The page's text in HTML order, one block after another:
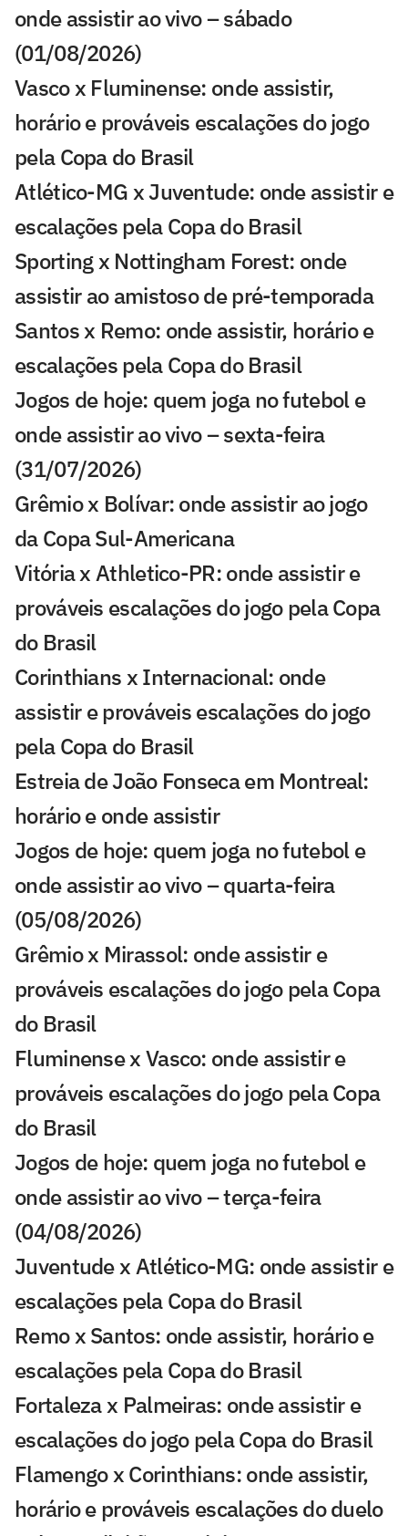
onde assistir ao vivo – sábado
(01/08/2026)
Vasco x Fluminense: onde assistir,
horário e prováveis escalações do jogo
pela Copa do Brasil
Atlético-MG x Juventude: onde assistir e
escalações pela Copa do Brasil
Sporting x Nottingham Forest: onde
assistir ao amistoso de pré-temporada
Santos x Remo: onde assistir, horário e
escalações pela Copa do Brasil
Jogos de hoje: quem joga no futebol e
onde assistir ao vivo – sexta-feira
(31/07/2026)
Grêmio x Bolívar: onde assistir ao jogo
da Copa Sul-Americana
Vitória x Athletico-PR: onde assistir e
prováveis escalações do jogo pela Copa
do Brasil
Corinthians x Internacional: onde
assistir e prováveis escalações do jogo
pela Copa do Brasil
Estreia de João Fonseca em Montreal:
horário e onde assistir
Jogos de hoje: quem joga no futebol e
onde assistir ao vivo – quarta-feira
(05/08/2026)
Grêmio x Mirassol: onde assistir e
prováveis escalações do jogo pela Copa
do Brasil
Fluminense x Vasco: onde assistir e
prováveis escalações do jogo pela Copa
do Brasil
Jogos de hoje: quem joga no futebol e
onde assistir ao vivo – terça-feira
(04/08/2026)
Juventude x Atlético-MG: onde assistir e
escalações pela Copa do Brasil
Remo x Santos: onde assistir, horário e
escalações pela Copa do Brasil
Fortaleza x Palmeiras: onde assistir e
escalações do jogo pela Copa do Brasil
Flamengo x Corinthians: onde assistir,
horário e prováveis escalações do duelo